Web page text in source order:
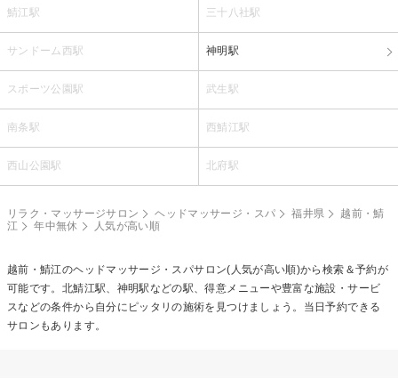
鯖江駅 三十八社駅
サンドーム西駅 神明駅
スポーツ公園駅 武生駅
南条駅 西鯖江駅
西山公園駅 北府駅
リラク・マッサージサロン ヘッドマッサージ・スパ 福井県
越前・鯖
江
年中無休 人気が高い順
越前・鯖江のヘッドマッサージ・スパサロン(人気が高い順)から検索＆予約が
可能です。北鯖江駅、神明駅などの駅、得意メニューや豊富な施設・サービ
スなどの条件から自分にピッタリの施術を見つけましょう。当日予約できる
サロンもあります。